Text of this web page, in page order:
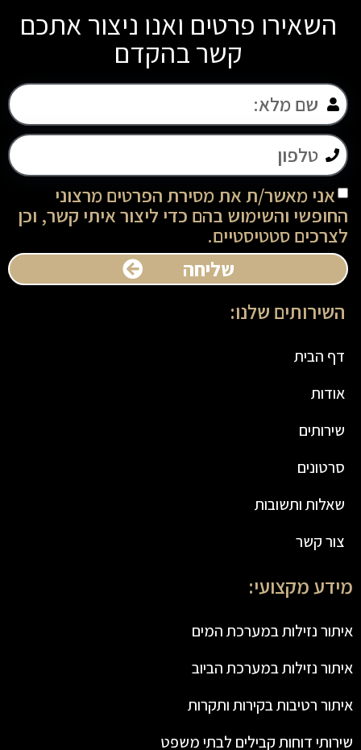
השאירו פרטים ואנו ניצור אתכם
קשר בהקדם
אני מאשר/ת את מסירת הפרטים מרצוני
החופשי והשימוש בהם כדי ליצור איתי קשר, וכן
לצרכים סטטיסטיים.
שליחה
השירותים שלנו:
דף הבית
אודות
שירותים
סרטונים
שאלות ותשובות
צור קשר
מידע מקצועי:
איתור נזילות במערכת המים
איתור נזילות במערכת הביוב
איתור רטיבות בקירות ותקרות
שירותי דוחות קבילים לבתי משפט